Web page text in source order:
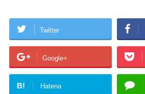
Twitter
Google+
B! Hatena